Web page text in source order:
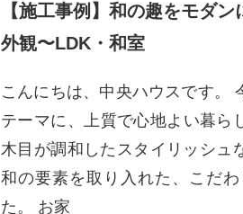
【施工事例】和の趣をモダ
外観〜LDK・和室
こんにちは、中央ハウスです。
テーマに、上質で心地よい暮ら
木目が調和したスタイリッシュ
和の要素を取り入れた、こだ
た。 お家